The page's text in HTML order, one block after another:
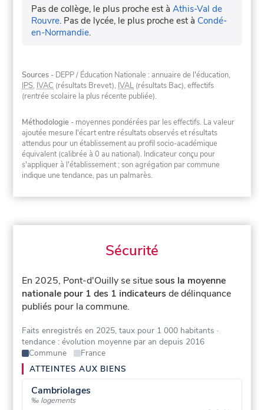
Pas de collège, le plus proche est àAthis-Val de
Rouvre. Pas de lycée, le plus proche est à Condé-
en-Normandie.
Sources - DEPP / Éducation Nationale : annuaire de l'éducation,
IPS, IVAC (résultats Brevet), IVAL (résultats Bac), effectifs
(rentrée scolaire la plus récente publiée).
Méthodologie - moyennes pondérées par les effectifs. La valeur
ajoutée mesure l'écart entre résultats observés et résultats
attendus pour un établissement au profil socio-académique
équivalent (calibrée à 0 au national). Indicateur conçu pour
s'appliquer à l'établissement ; son agrégation par commune
indique une tendance, pas un palmarès.
Sécurité
En 2025, Pont-d'Ouilly se situesous la moyenne
nationale pour 1 des 1 indicateurs de délinquance
publiés pour la commune.
Faits enregistrés en 2025, taux pour 1 000 habitants ·
tendance : évolution moyenne par an depuis 2016
Commune
France
ATTEINTES AUX BIENS
Cambriolages
‰ logements